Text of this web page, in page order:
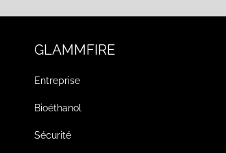
GLAMMFIRE
Entreprise
Bioéthanol
Sécurité